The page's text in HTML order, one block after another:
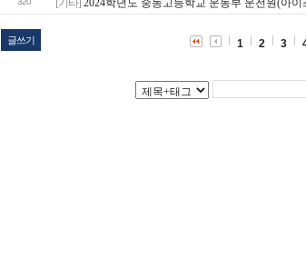
[기타] 2024학년도 중동고등학교 운동부 운전원(아
글쓰기 1 2 3